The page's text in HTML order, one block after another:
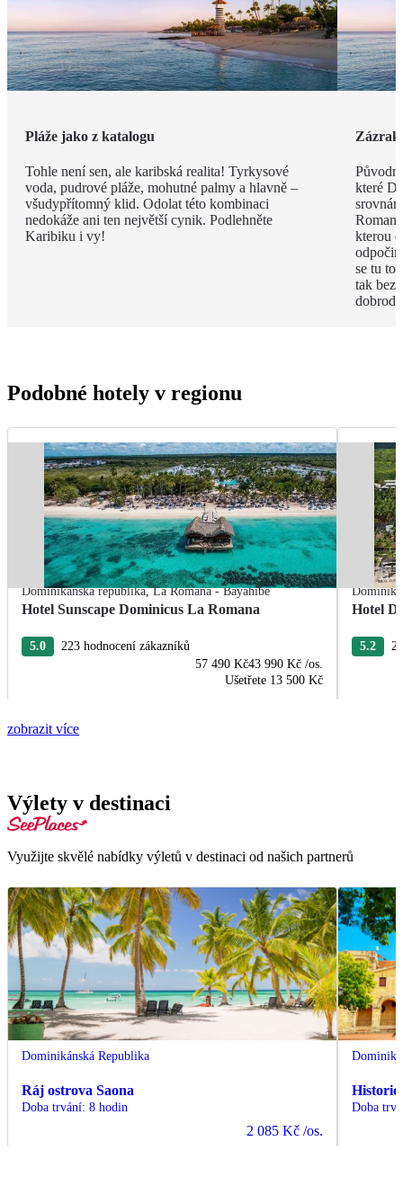
Pláže jako z katalogu
Tohle není sen, ale karibská realita! Tyrkysové
voda, pudrové pláže, mohutné palmy a hlavně –
všudypřítomný klid. Odolat této kombinaci
nedokáže ani ten největší cynik. Podlehněte
Karibiku i vy!
Zázrak
které
kterou
se tu
tak
Podobné hotely v regionu
Dominikánská republika,La Romana - Bayahibe
Hotel Sunscape Dominicus La Romana
5.0
223 hodnocení zákazníků
57 490 Kč43 990 Kč /os.
Ušetřete 13 500 Kč
Hotel
5.2
zobrazit více
Výlety v destinaci
Využijte skvělé nabídky výletů v destinaci od našich partnerů
Dominikánská Republika
Ráj ostrova Saona
Doba trvání: 8 hodin
2 085 Kč /os.
Doba